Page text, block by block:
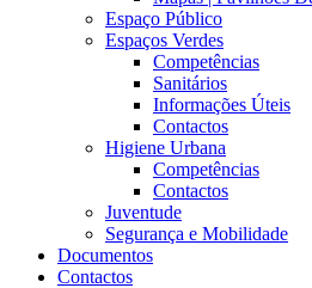
Espaço Público
Espaços Verdes
Competências
Sanitários
Informações Úteis
Contactos
Higiene Urbana
Competências
Contactos
Juventude
Segurança e Mobilidade
Documentos
Contactos